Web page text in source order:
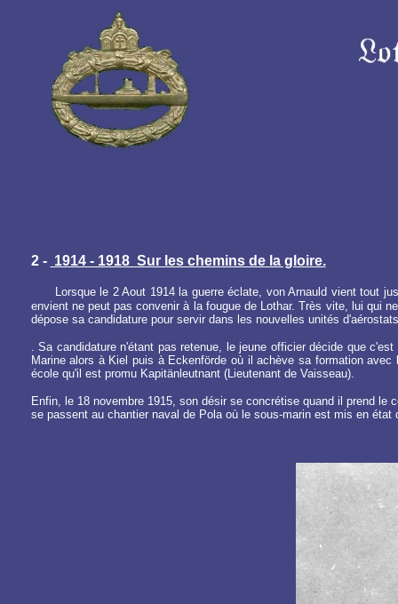
2 - 1914 - 1918 Sur les chemins de la gloire.
Lorsque le 2 Aout 1914 la guerre éclate, von Arnauld vient tout
envient ne peut pas convenir à la fougue de Lothar. Très vite, lui qui
dépose sa candidature pour servir dans les nouvelles unités
.Sa candidature n'étant pas retenue, le jeune officier décide que
Marine alors à Kiel puis à Eckenförde où il achève sa formation
école qu'il est promu Kapitänleutnant (Lieutenant de Vaisseau).
Enfin, le 18 novembre 1915, son désir se concrétise quand il prend
se passent au chantier naval de Pola où le sous-marin est mis en